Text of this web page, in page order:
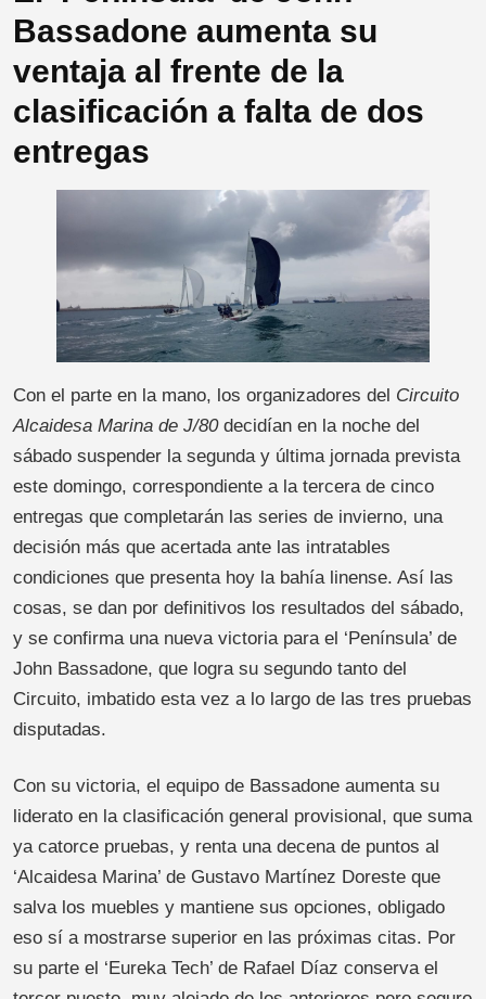
Bassadone aumenta su
ventaja al frente de la
clasificación a falta de dos
entregas
Con el parte en la mano, los organizadores del Circuito
Alcaidesa Marina de J/80 decidían en la noche del
sábado suspender la segunda y última jornada prevista
este domingo, correspondiente a la tercera de cinco
entregas que completarán las series de invierno, una
decisión más que acertada ante las intratables
condiciones que presenta hoy la bahía linense. Así las
cosas, se dan por definitivos los resultados del sábado,
y se confirma una nueva victoria para el ‘Península’ de
John Bassadone, que logra su segundo tanto del
Circuito, imbatido esta vez a lo largo de las tres pruebas
disputadas.
Con su victoria, el equipo de Bassadone aumenta su
liderato en la clasificación general provisional, que suma
ya catorce pruebas, y renta una decena de puntos al
‘Alcaidesa Marina’ de Gustavo Martínez Doreste que
salva los muebles y mantiene sus opciones, obligado
eso sí a mostrarse superior en las próximas citas. Por
su parte el ‘Eureka Tech’ de Rafael Díaz conserva el